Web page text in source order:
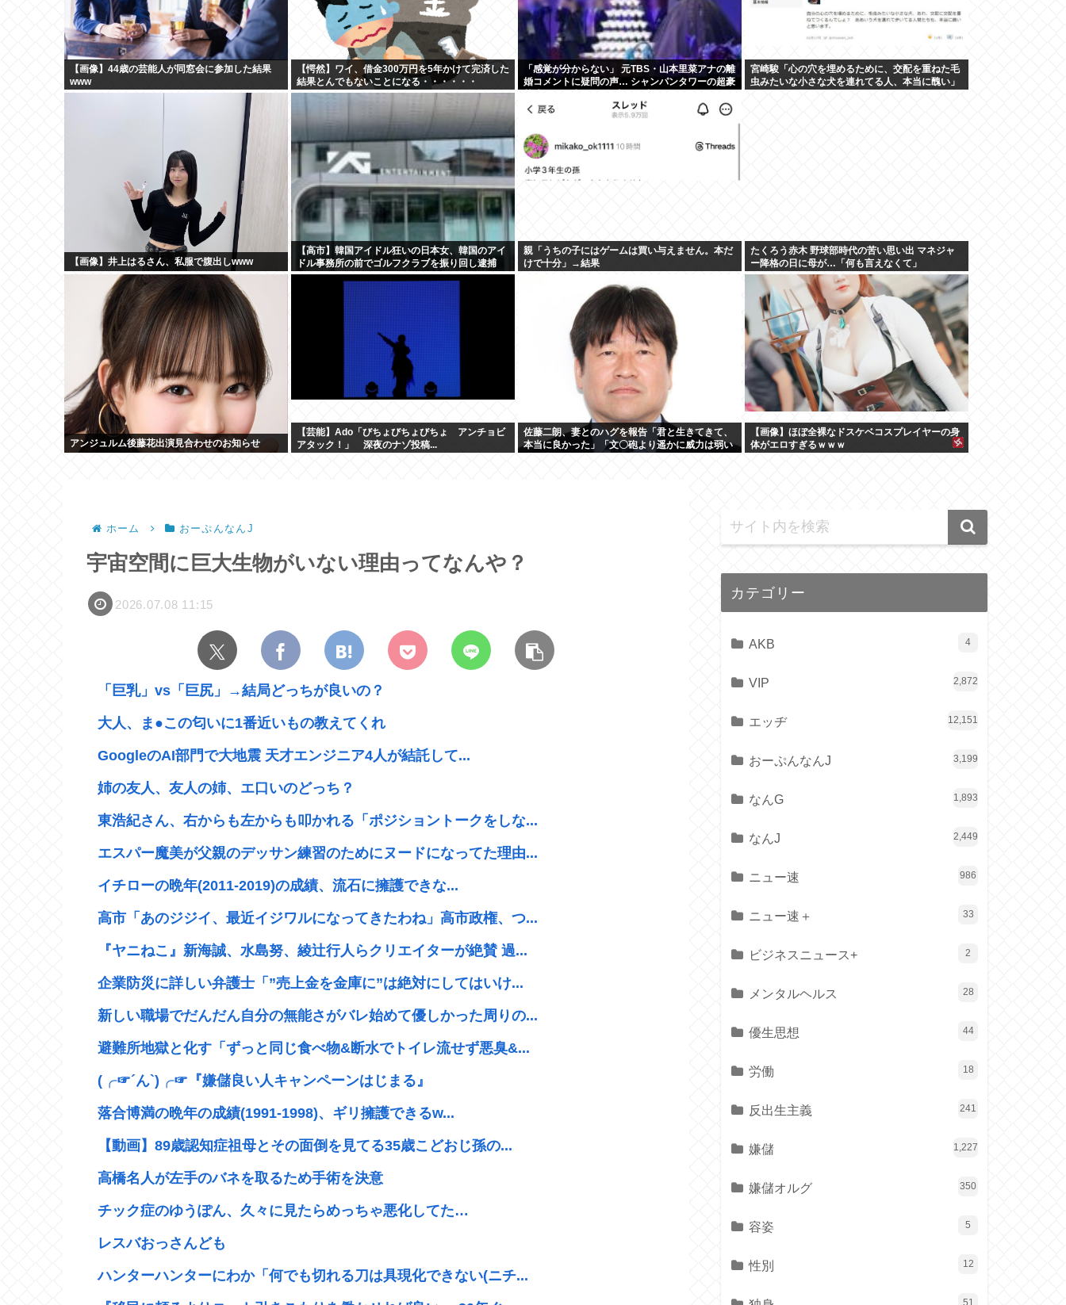
【画像】44歳の芸能人が同窓会に参加した結果
www
【愕然】ワイ、借金300万円を5年かけて完済した
結果とんでもないことになる・・・・・・
「感覚が分からない」 元TBS・山本里菜アナの離
婚コメントに疑問の声… シャンパンタワーの超豪
宮崎駿「心の穴を埋めるために、交配を重ねた毛
虫みたいな小さな犬を連れてる人、本当に醜い」
【画像】井上はるさん、私服で腹出しwww
【高市】韓国アイドル狂いの日本女、韓国のアイ
ドル事務所の前でゴルフクラブを振り回し逮捕
親「うちの子にはゲームは買い与えません。本だ
けで十分」→結果
たくろう赤木 野球部時代の苦い思い出 マネジャ
ー降格の日に母が…「何も言えなくて」
アンジュルム後藤花出演見合わせのお知らせ
【芸能】Ado「びちょびちょびちょ アンチョビ
アタック！」 深夜のナゾ投稿...
佐藤二朗、妻とのハグを報告「君と生きてきて、
本当に良かった」「文〇砲より遥かに威力は弱い
【画像】ほぼ全裸なドスケベコスプレイヤーの身
体がエロすぎるｗｗｗ
ホーム おーぷんなんJ
宇宙空間に巨大生物がいない理由ってなんや？
2026.07.08 11:15
「巨乳」vs「巨尻」→結局どっちが良いの？
大人、ま●この匂いに1番近いもの教えてくれ
GoogleのAI部門で大地震 天才エンジニア4人が結託して...
姉の友人、友人の姉、エ口いのどっち？
東浩紀さん、右からも左からも叩かれる「ポジショントークをしな...
エスパー魔美が父親のデッサン練習のためにヌードになってた理由...
イチローの晩年(2011-2019)の成績、流石に擁護できな...
高市「あのジジイ、最近イジワルになってきたわね」高市政権、つ...
『ヤニねこ』新海誠、水島努、綾辻行人らクリエイターが絶賛 過...
企業防災に詳しい弁護士「”売上金を金庫に”は絶対にしてはいけ...
新しい職場でだんだん自分の無能さがバレ始めて優しかった周りの...
避難所地獄と化す「ずっと同じ食べ物&断水でトイレ流せず悪臭&...
(╭☞´ん`)╭☞『嫌儲良い人キャンペーンはじまる』
落合博満の晩年の成績(1991-1998)、ギリ擁護できるw...
【動画】89歳認知症祖母とその面倒を見てる35歳こどおじ孫の...
高橋名人が左手のバネを取るため手術を決意
チック症のゆうぽん、久々に見たらめっちゃ悪化してた…
レスバおっさんども
ハンターハンターにわか「何でも切れる刀は具現化できない(ニチ...
カテゴリー
AKB 4
VIP 2,872
エッヂ 12,151
おーぷんなんJ 3,199
なんG 1,893
なんJ 2,449
ニュー速 986
ニュー速＋ 33
ビジネスニュース+ 2
メンタルヘルス 28
優生思想 44
労働 18
反出生主義 241
嫌儲 1,227
嫌儲オルグ 350
容姿 5
性別 12
51